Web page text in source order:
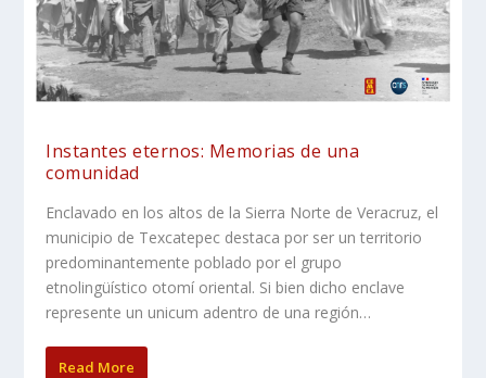
Instantes eternos: Memorias de una
comunidad
Enclavado en los altos de la Sierra Norte de Veracruz, el
municipio de Texcatepec destaca por ser un territorio
predominantemente poblado por el grupo
etnolingüístico otomí oriental. Si bien dicho enclave
represente un unicum adentro de una región…
Read More